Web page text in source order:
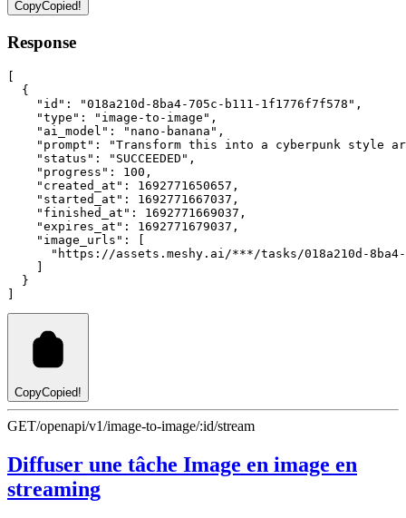
CopyCopied!
Response
[
  {
"id" : "018a210d-8ba4-705c-b111-1f1776f7f578" ,
"type" : "image-to-image" ,
"ai_model" : "nano-banana" ,
"prompt" :
"Transform this into a cyberpunk style
"status" : "SUCCEEDED" ,
"progress" : 100 ,
"created_at" : 1692771650657 ,
"started_at" : 1692771667037 ,
"finished_at" : 1692771669037 ,
"expires_at" : 1692771679037 ,
"image_urls" :
[
"https://assets.meshy.ai/***/tasks/018a210d-
    ]
  }
]
CopyCopied!
GET/openapi/v1/image-to-image/:id/stream
Diffuser une tâche Image en image en
streaming